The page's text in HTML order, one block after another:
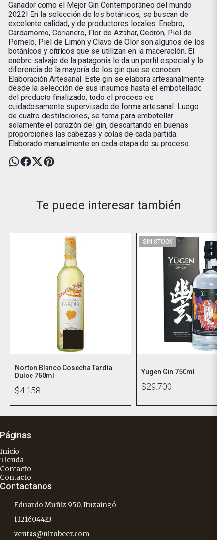
Ganador como el Mejor Gin Contemporáneo del mundo
2022! En la selección de los botánicos, se buscan de
excelente calidad, y de productores locales. Enebro,
Cardamomo, Coriandro, Flor de Azahar, Cedrón, Piel de
Pomelo, Piel de Limón y Clavo de Olor son algunos de los
botánicos y cítricos que se utilizan en la maceración. El
enebro salvaje de la patagonia le da un perfil especial y lo
diferencia de la mayoría de los gin que se conocen.
Elaboración Artesanal. Este gin se elabora artesanalmente
desde la selección de sus insumos hasta el embotellado
del producto finalizado, todo el proceso es
cuidadosamente supervisado de forma artesanal. Luego
de cuatro destilaciones, se toma para embotellar
solamente el corazón del gin, descartando en buenas
proporciones las cabezas y colas de cada partida.
Elaborado manualmente en cada etapa de su proceso.
Te puede interesar también
Norton Blanco Cosecha Tardía
Dulce 750ml
$4.158
SIN STOCK
Yugen Gin 750ml
$29.700
Páginas
Inicio
Tienda
Contacto
Contacto
Contactanos
Eduardo Muñiz 950, Ituzaingó
1121604423
ventas@nirobeer.com